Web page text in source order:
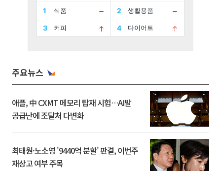
주요뉴스
애플, 中 CXMT 메모리 탑재 시험…AI발
공급난에 조달처 다변화
최태원·노소영 '9440억 분할' 판결, 이번주
재상고 여부 주목